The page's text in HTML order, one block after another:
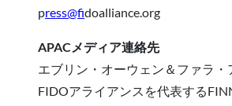
press@fidoalliance.org
APACメディア連絡先
エブリン・オーウェン＆ファラ・
FIDOアライアンスを代表する